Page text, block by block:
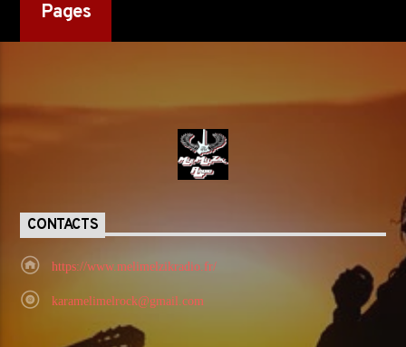
Pages
CONTACTS
https://www.melimelzikradio.fr/
karamelimelrock@gmail.com